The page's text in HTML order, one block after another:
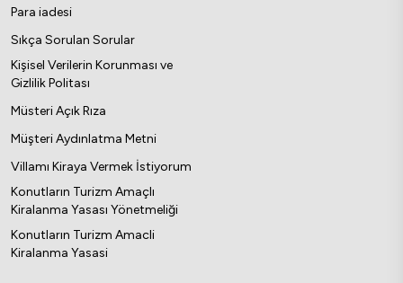
Para iadesi
Sıkça Sorulan Sorular
Kişisel Verilerin Korunması ve
Gizlilik Politası
Müsteri Açık Rıza
Müşteri Aydınlatma Metni
Villamı Kiraya Vermek İstiyorum
Konutların Turizm Amaçlı
Kiralanma Yasası Yönetmeliği
Konutların Turizm Amacli
Kiralanma Yasasi